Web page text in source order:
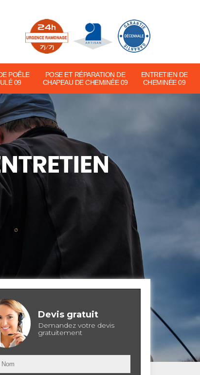
POÊLE
09
POSE ET RÉPARATION DE
CHAPEAU DE CHEMINÉE 09
ENTRETIEN DE
CHEMINÉE 09
Devis gratuit
Demandez votre devis
gratuitement